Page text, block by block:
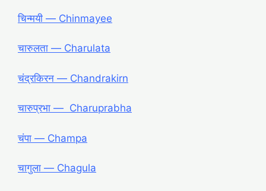
चिन्मयी ― Chinmayee
चारुलता ― Charulata
चंद्रकिरन ― Chandrakirn
चारुप्रभा ― Charuprabha
चंपा ― Champa
चागुला ― Chagula